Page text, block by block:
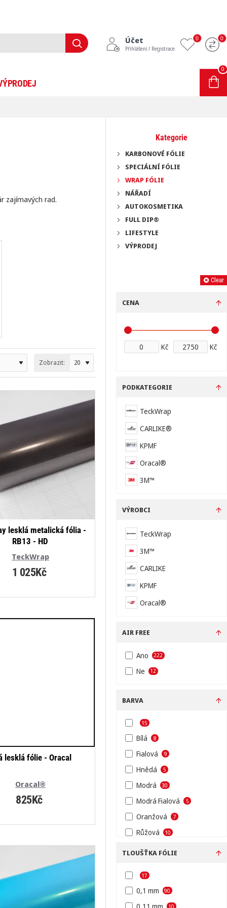
Účet
Přihlášení / Registrace
0 0
0
zajímavých rad.
Zobrazit:
TeckWrap
lesklá metalická fólia -
RB13 - HD
1 025Kč
Oracal®
lesklá fólie - Oracal
825Kč
Kategorie
KARBONOVÉ FÓLIE
SPECIÁLNÍ FÓLIE
WRAP FÓLIE
NÁŘADÍ
AUTOKOSMETIKA
FULL DIP®
LIFESTYLE
VÝPRODEJ
Clear
CENA
Kč Kč
PODKATEGORIE
TeckWrap
CARLIKE®
KPMF
Oracal®
3M™
VÝROBCI
TeckWrap
3M™
CARLIKE
KPMF
Oracal®
AIR FREE
Ano 222
Ne 12
BARVA
15
Bílá 8
Fialová 9
Hnědá 5
Modrá 30
Modrá Fialová 5
Oranžová 7
Růžová 10
Stříbrná
Transparentní
Tyrkysová
TLOUŠŤKA FÓLIE
17
0,1 mm 90
10